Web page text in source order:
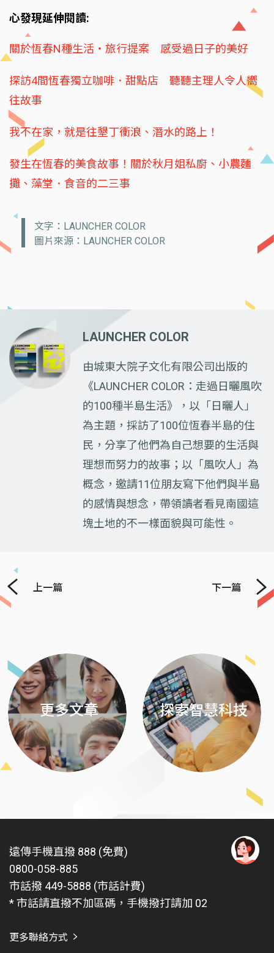
心發現延伸閱讀:
關於恆春N種生活‧旅行提案 感受過日子的美好
探訪4間恆春獨立咖啡．甜點店 聽聽主理人令人嚮
往故事
我不在家，就是往墾丁衝浪、潛水的路上！
發生在恆春的美食故事！關於秋月姐私廚、小農麵
攤、藻堂．食音的二三事
文字：LAUNCHER COLOR
圖片來源：LAUNCHER COLOR
LAUNCHER COLOR
由城東大院子文化有限公司出版的
《LAUNCHER COLOR：走過日曬風吹
的100種半島生活》，以「日曬人」
為主題，採訪了100位恆春半島的住
民，分享了他們為自己想要的生活與
理想而努力的故事；以「風吹人」為
概念，邀請11位朋友寫下他們與半島
的感情與想念，帶領讀者看見南國這
塊土地的不一樣面貌與可能性。
上一篇 下一篇
更多文章 探索智慧科技
遠傳手機直撥 888 (免費)
0800-058-885
市話撥 449-5888 (市話計費)
* 市話請直撥不加區碼，手機撥打請加 02
更多聯絡方式